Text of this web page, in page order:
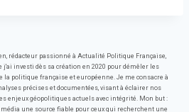
rédacteur passionné à Actualité Politique Française,
j'ai investi dès sa création en 2020 pour démêler les
la politique française et européenne. Je me consacre à
précises et documentées, visant à éclairer nos
enjeux géopolitiques actuels avec intégrité. Mon but :
une source fiable pour ceux qui recherchent une